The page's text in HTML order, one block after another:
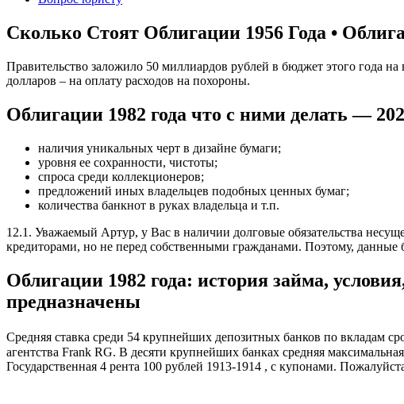
Сколько Стоят Облигации 1956 Года •
Правительство заложило 50 миллиардов рублей в бюджет этого года
долларов – на оплату расходов на похороны.
Облигации 1982 года что с ними делать —
наличия уникальных черт в дизайне бумаги;
уровня ее сохранности, чистоты;
спроса среди коллекционеров;
предложений иных владельцев подобных ценных бумаг;
количества банкнот в руках владельца и т.п.
12.1. Уважаемый Артур, у Вас в наличии долговые обязательства
кредиторами, но не перед собственными гражданами. Поэтому, данные
Облигации 1982 года: история займа,
предназначены
Средняя ставка среди 54 крупнейших депозитных банков по вкладам
агентства Frank RG. В десяти крупнейших банках средняя
Государственная 4 рента 100 рублей 1913-1914 , с купонами.